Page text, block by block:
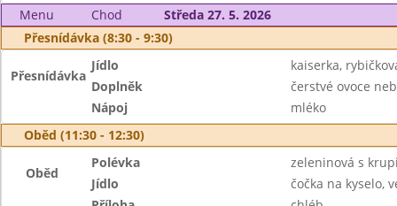
Menu
Chod
Středa 27. 5. 2026
Přesnídávka (8:30 - 9:30)
Přesnídávka
Jídlo
kaiserka,
Doplněk
čerstvé ovoce
Nápoj
mléko
Oběd (11:30 - 12:30)
Oběd
Polévka
zeleninová s
Jídlo
čočka na kyselo,